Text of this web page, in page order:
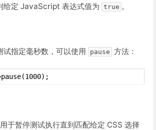
给定 JavaScript 表达式值为 true 。
试指定毫秒数，可以使用 pause 方法：
于暂停测试执行直到匹配给定 CSS 选择